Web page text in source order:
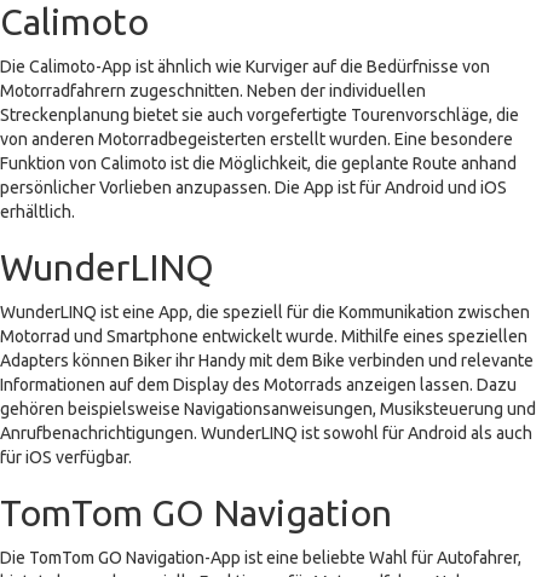
Calimoto
Die Calimoto-App ist ähnlich wie Kurviger auf die Bedürfnisse von
Motorradfahrern zugeschnitten. Neben der individuellen
Streckenplanung bietet sie auch vorgefertigte Tourenvorschläge, die
von anderen Motorradbegeisterten erstellt wurden. Eine besondere
Funktion von Calimoto ist die Möglichkeit, die geplante Route anhand
persönlicher Vorlieben anzupassen. Die App ist für Android und iOS
erhältlich.
WunderLINQ
WunderLINQ ist eine App, die speziell für die Kommunikation zwischen
Motorrad und Smartphone entwickelt wurde. Mithilfe eines speziellen
Adapters können Biker ihr Handy mit dem Bike verbinden und relevante
Informationen auf dem Display des Motorrads anzeigen lassen. Dazu
gehören beispielsweise Navigationsanweisungen, Musiksteuerung und
Anrufbenachrichtigungen. WunderLINQ ist sowohl für Android als auch
für iOS verfügbar.
TomTom GO Navigation
Die TomTom GO Navigation-App ist eine beliebte Wahl für Autofahrer,